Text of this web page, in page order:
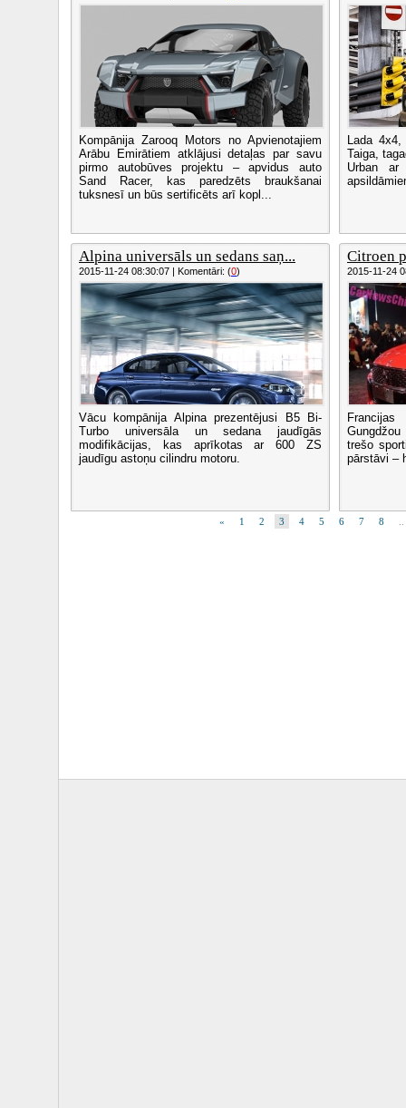
Kompānija Zarooq Motors no Apvienotajiem
Arābu Emirātiem atklājusi detaļas par savu
pirmo autobūves projektu – apvidus auto
Sand Racer, kas paredzēts braukšanai
tuksnesī un būs sertificēts arī kopl...
Lada
Taiga,
Urban ar
Alpina universāls un sedans saņ...
2015-11-24 08:30:07 | Komentāri: (0)
Vācu kompānija Alpina prezentējusi B5 Bi-
Turbo universāla un sedana jaudīgās
modifikācijas, kas aprīkotas ar 600 ZS
jaudīgu astoņu cilindru motoru.
Citroen
2015-11-24
trešo
pārstāvi –
« 1 2 3 4 5 6 7 8